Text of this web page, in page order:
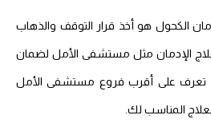
الكحول هو أخذ قرار التوقف والذهاب
الإدمان مثل مستشفى الأمل لضمان
تعرف على أقرب فروع مستشفى الأمل
المناسب لك.